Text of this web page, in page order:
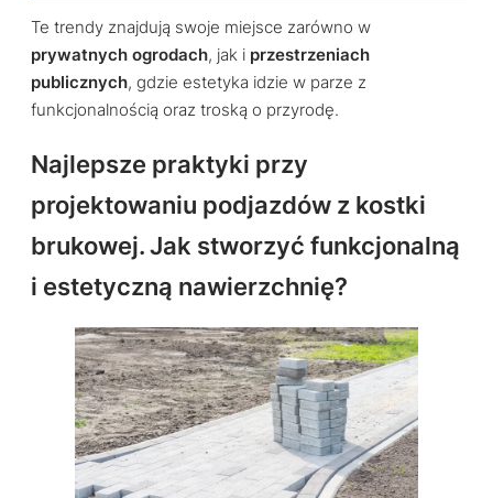
Te trendy znajdują swoje miejsce zarówno w
prywatnych ogrodach, jak i przestrzeniach
publicznych, gdzie estetyka idzie w parze z
funkcjonalnością oraz troską o przyrodę.
Najlepsze praktyki przy
projektowaniu podjazdów z kostki
brukowej. Jak stworzyć funkcjonalną
i estetyczną nawierzchnię?